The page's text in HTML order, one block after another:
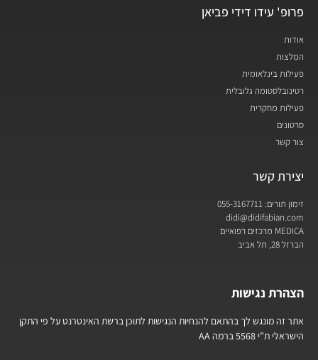
פרופ' עידו דידי פביאן
אודות
המלצות
פעילות בינלאומית
רטינובלסטומה גלובלית
פעילות מחקרית
סרטונים
צור קשר
יצירת קשר
זימון תורים: 055-3167711
didi@didifabian.com
MEDICA מרכזים רפואיים
הברזל 28, תל אביב
הצהרת נגישות
אתר זה מונגש לך בהתאם להנחיות הנגישות לתוכן ברשת האינטרנט על פי התקן
הישראלי ת”י 5568 ברמה AA